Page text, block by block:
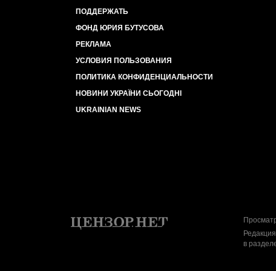
ПОДДЕРЖАТЬ
ФОНД ЮРИЯ БУТУСОВА
РЕКЛАМА
УСЛОВИЯ ПОЛЬЗОВАНИЯ
ПОЛИТИКА КОНФИДЕНЦИАЛЬНОСТИ
НОВИНИ УКРАЇНИ СЬОГОДНІ
UKRAINIAN NEWS
в